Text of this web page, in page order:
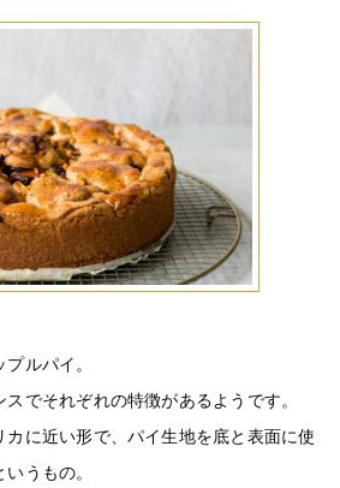
ルパイ。
でそれぞれの特徴があるようです。
カに近い形で、パイ生地を底と表面に使
うもの。